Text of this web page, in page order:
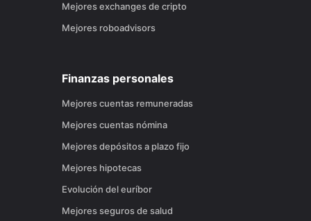
Mejores exchanges de cripto
Mejores roboadvisors
Finanzas personales
Mejores cuentas remuneradas
Mejores cuentas nómina
Mejores depósitos a plazo fijo
Mejores hipotecas
Evolución del euríbor
Mejores seguros de salud